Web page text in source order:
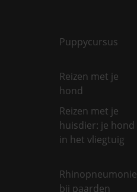
Puppycursus
Reizen met je
hond
Reizen met je
huisdier: je hond
in het vliegtuig
Rhinopneumonie
bij paarden